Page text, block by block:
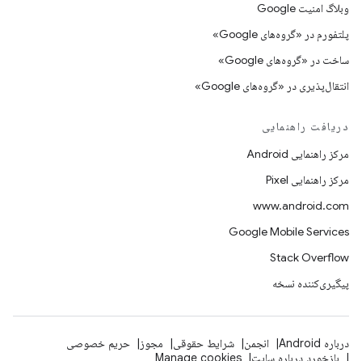
وبلاگ امنیت Google
پلتفورم در «گروه‌های Google»
ساخت در «گروه‌های Google»
انتقال‌پذیری در «گروه‌های Google»
دریافت راهنمایی
مرکز راهنمایی Android
مرکز راهنمایی Pixel
www.android.com
Google Mobile Services
Stack Overflow
پیگیری‌کننده نسخه
درباره Android انجمن شرایط حقوقی مجوز
حریم خصوصی
بازخورد درباره سایت
Manage cookies